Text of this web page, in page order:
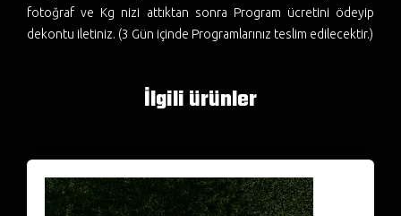
fotoğraf ve Kg nizi attıktan sonra Program ücretini ödeyip
dekontu iletiniz. (3 Gün içinde Programlarınız teslim edilecektir.)
İlgili ürünler